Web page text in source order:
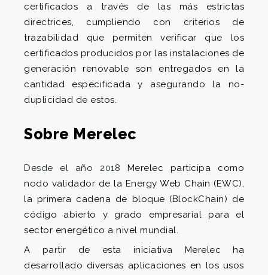
certificados a través de las más estrictas
directrices, cumpliendo con criterios de
trazabilidad que permiten verificar que los
certificados producidos por las instalaciones de
generación renovable son entregados en la
cantidad especificada y asegurando la no-
duplicidad de estos.
Sobre Merelec
Desde el año 2018 Merelec participa como
nodo validador de la Energy Web Chain (EWC),
la primera cadena de bloque (BlockChain) de
código abierto y grado empresarial para el
sector energético a nivel mundial.
A partir de esta iniciativa Merelec ha
desarrollado diversas aplicaciones en los usos